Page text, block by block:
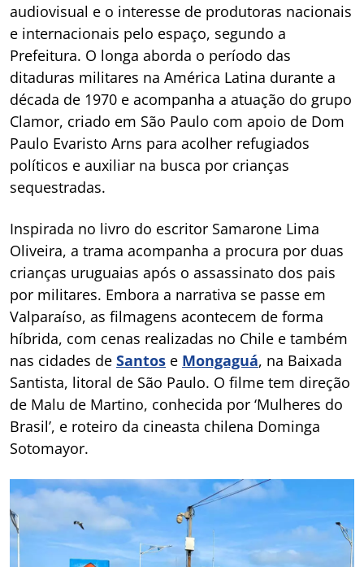
audiovisual e o interesse de produtoras nacionais
e internacionais pelo espaço, segundo a
Prefeitura. O longa aborda o período das
ditaduras militares na América Latina durante a
década de 1970 e acompanha a atuação do grupo
Clamor, criado em São Paulo com apoio de Dom
Paulo Evaristo Arns para acolher refugiados
políticos e auxiliar na busca por crianças
sequestradas.
Inspirada no livro do escritor Samarone Lima
Oliveira, a trama acompanha a procura por duas
crianças uruguaias após o assassinato dos pais
por militares. Embora a narrativa se passe em
Valparaíso, as filmagens acontecem de forma
híbrida, com cenas realizadas no Chile e também
nas cidades de Santos e Mongaguá, na Baixada
Santista, litoral de São Paulo. O filme tem direção
de Malu de Martino, conhecida por ‘Mulheres do
Brasil’, e roteiro da cineasta chilena Dominga
Sotomayor.